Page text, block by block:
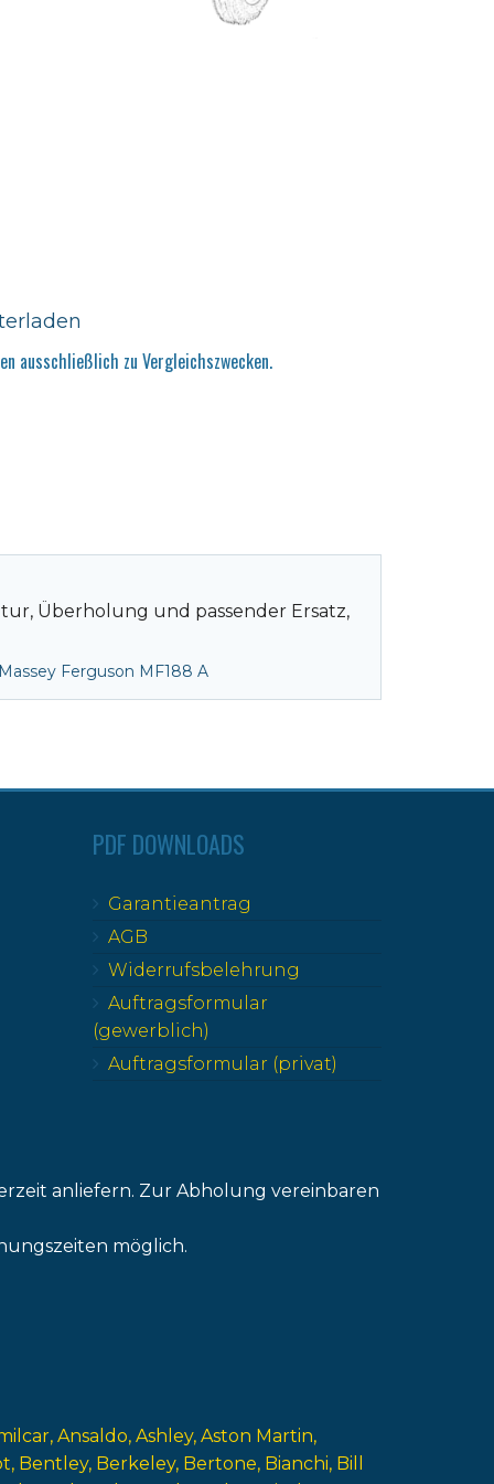
ausschließlich zu Vergleichszwecken.
Überholung und passender Ersatz,
Ferguson MF188 A
PDF DOWNLOADS
Garantieantrag
AGB
Widerrufsbelehrung
Auftragsformular
(gewerblich)
Auftragsformular (privat)
anliefern. Zur Abholung vereinbaren
möglich.
Ansaldo Ashley Aston Martin
Bentley Berkeley Bertone Bianchi Bill